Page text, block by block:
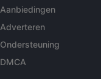
Aanbiedingen
Adverteren
Ondersteuning
DMCA